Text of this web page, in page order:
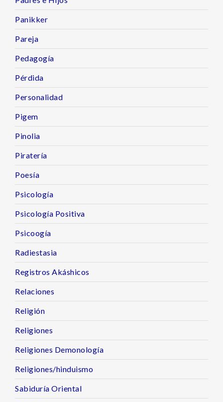
Panikker
Pareja
Pedagogía
Pérdida
Personalidad
Pigem
Pinolia
Piratería
Poesía
Psicología
Psicología Positiva
Psicoogía
Radiestasia
Registros Akáshicos
Relaciones
Religión
Religiones
Religiones Demonología
Religiones/hinduismo
Sabiduría Oriental